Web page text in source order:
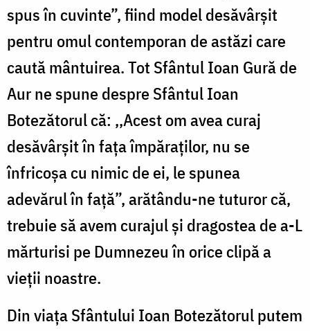
spus în cuvinte”, fiind model desăvârșit
pentru omul contemporan de astăzi care
caută mântuirea. Tot Sfântul Ioan Gură de
Aur ne spune despre Sfântul Ioan
Botezătorul că: ,,Acest om avea curaj
desăvârşit în faţa împăraţilor, nu se
înfricoşa cu nimic de ei, le spunea
adevărul în faţă”, arătându-ne tuturor că,
trebuie să avem curajul și dragostea de a-L
mărturisi pe Dumnezeu în orice clipă a
vieții noastre.
Din viața Sfântului Ioan Botezătorul putem